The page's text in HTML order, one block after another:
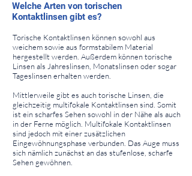
Welche Arten von torischen
Kontaktlinsen gibt es?
Torische Kontaktlinsen können sowohl aus
weichem sowie aus formstabilem Material
hergestellt werden. Außerdem können torische
Linsen als Jahreslinsen, Monatslinsen oder sogar
Tageslinsen erhalten werden.
Mittlerweile gibt es auch torische Linsen, die
gleichzeitig multifokale Kontaktlinsen sind. Somit
ist ein scharfes Sehen sowohl in der Nähe als auch
in der Ferne möglich. Multifokale Kontaktlinsen
sind jedoch mit einer zusätzlichen
Eingewöhnungsphase verbunden. Das Auge muss
sich nämlich zunächst an das stufenlose, scharfe
Sehen gewöhnen.